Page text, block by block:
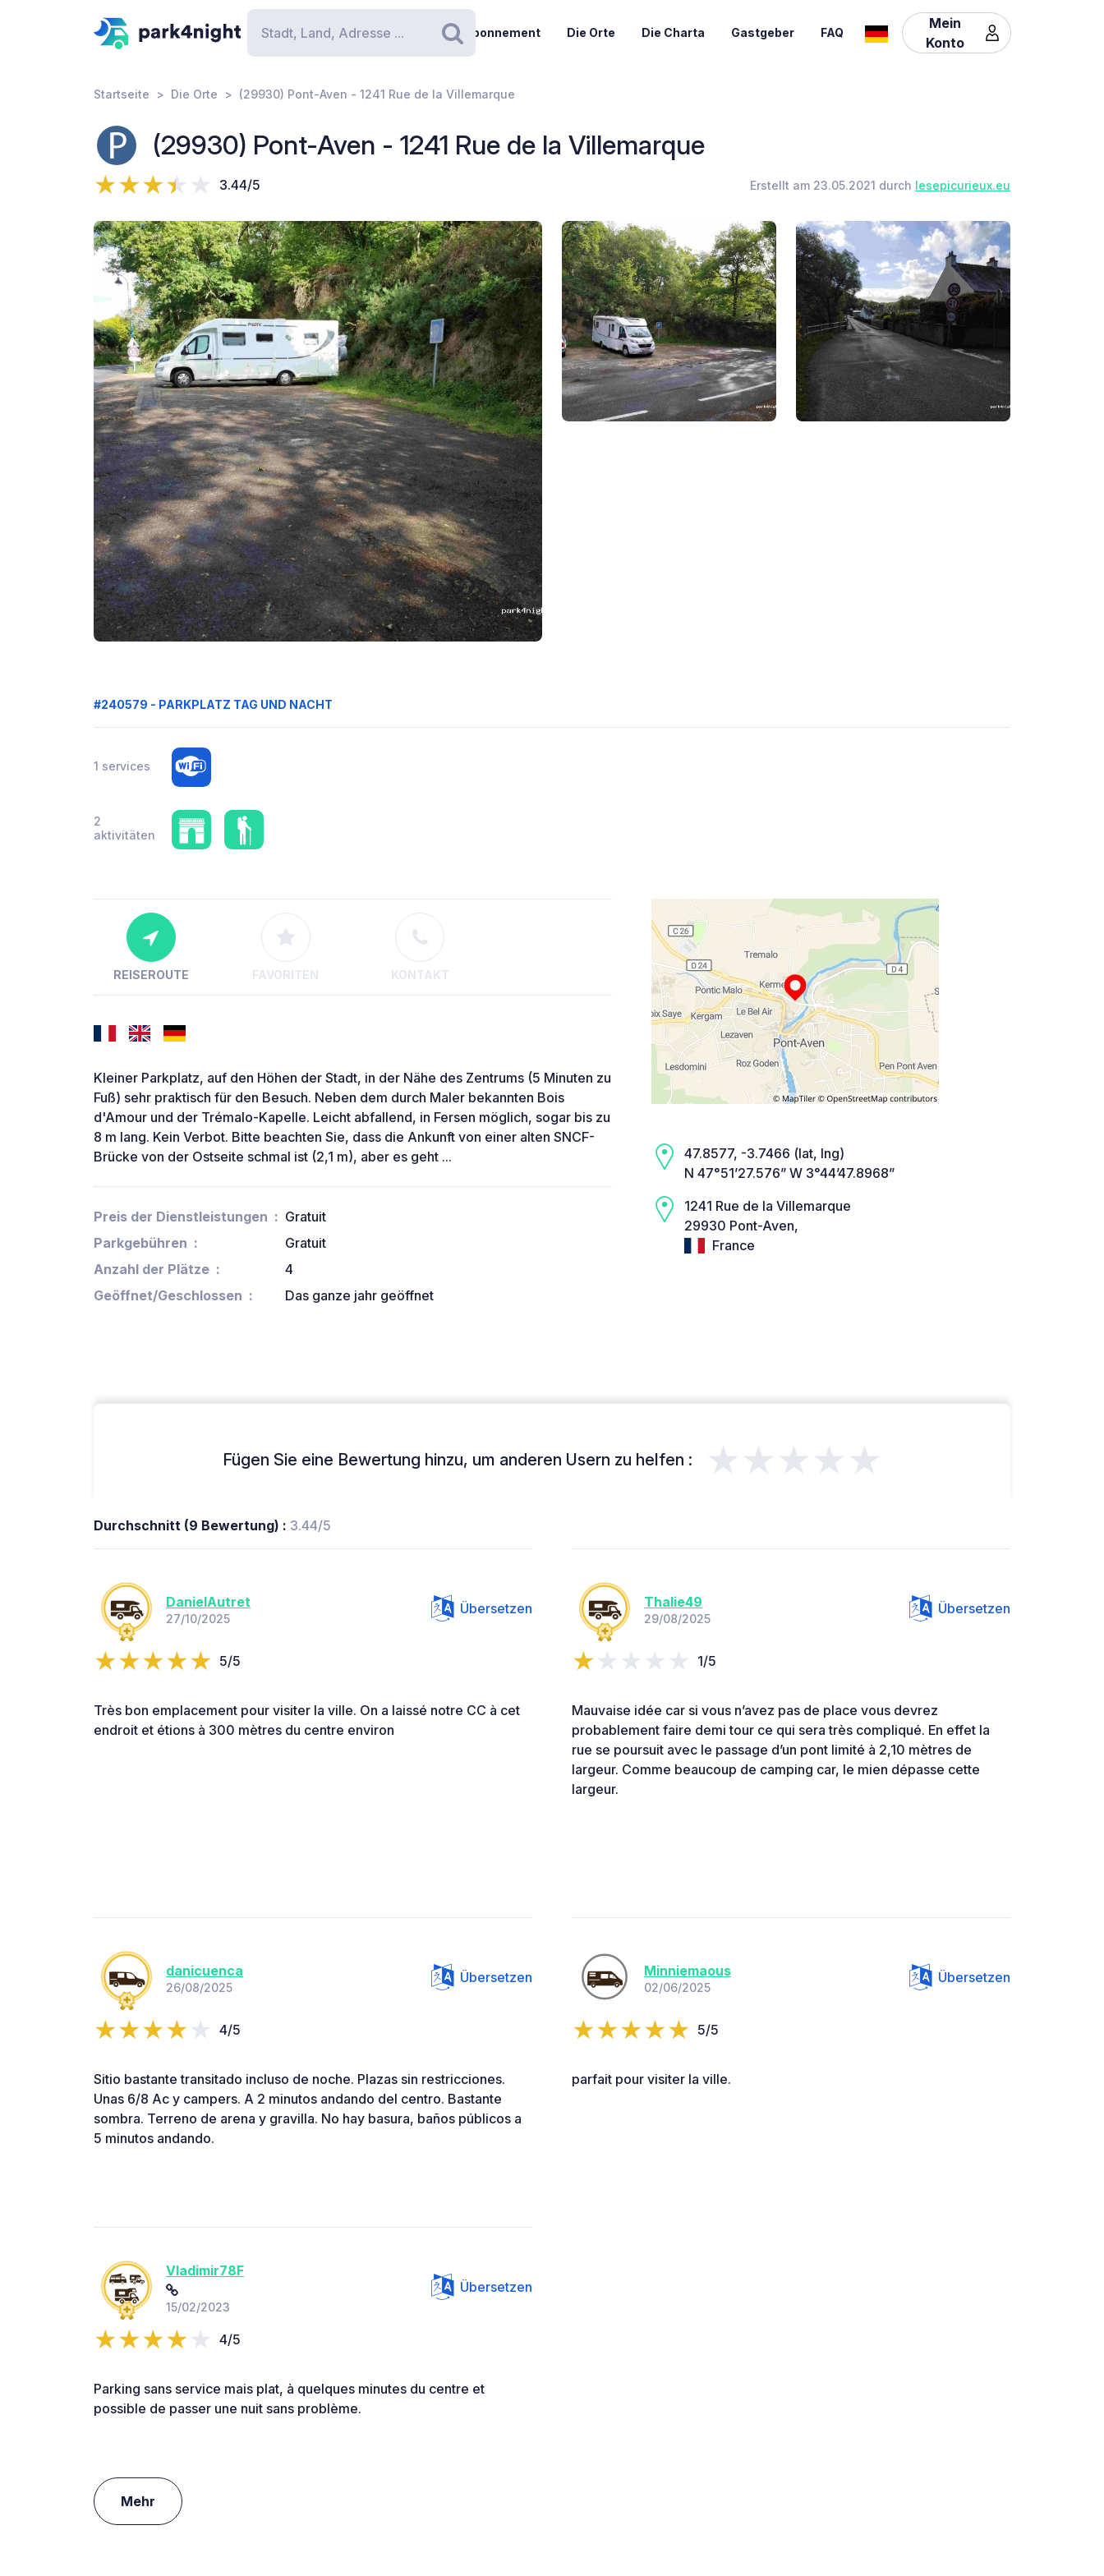
Suchen
Abonnement Die Orte Die Charta Gastgeber FAQ
Mein
Konto
Startseite Die Orte (29930) Pont-Aven - 1241 Rue de la Villemarque
(29930) Pont-Aven - 1241 Rue de la Villemarque
3.44/5 Erstellt am 23.05.2021 durch lesepicurieux.eu
#240579 - PARKPLATZ TAG UND NACHT
1 services
2
aktivitäten
REISEROUTE FAVORITEN KONTAKT
Kleiner Parkplatz, auf den Höhen der Stadt, in der Nähe des Zentrums (5 Minuten zu
Fuß) sehr praktisch für den Besuch. Neben dem durch Maler bekannten Bois
d'Amour und der Trémalo-Kapelle. Leicht abfallend, in Fersen möglich, sogar bis zu
8 m lang. Kein Verbot. Bitte beachten Sie, dass die Ankunft von einer alten SNCF-
Brücke von der Ostseite schmal ist (2,1 m), aber es geht ...
Preis der Dienstleistungen
Gratuit
Parkgebühren
Gratuit
Anzahl der Plätze
4
Geöffnet/Geschlossen
Das ganze jahr geöffnet
47.8577, -3.7466 (lat, lng)
N 47°51’27.576” W 3°44’47.8968”
1241 Rue de la Villemarque
29930 Pont-Aven,
France
Fügen Sie eine Bewertung hinzu, um anderen Usern zu helfen : ★★★★★
Durchschnitt (9 Bewertung) : 3.44/5
DanielAutret
27/10/2025
Übersetzen
5/5
Très bon emplacement pour visiter la ville. On a laissé notre CC à cet
endroit et étions à 300 mètres du centre environ
Thalie49
29/08/2025
Übersetzen
1/5
Mauvaise idée car si vous n’avez pas de place vous devrez
probablement faire demi tour ce qui sera très compliqué. En effet la
rue se poursuit avec le passage d’un pont limité à 2,10 mètres de
largeur. Comme beaucoup de camping car, le mien dépasse cette
largeur.
danicuenca
26/08/2025
Übersetzen
4/5
Sitio bastante transitado incluso de noche. Plazas sin restricciones.
Unas 6/8 Ac y campers. A 2 minutos andando del centro. Bastante
sombra. Terreno de arena y gravilla. No hay basura, baños públicos a
5 minutos andando.
Minniemaous
02/06/2025
Übersetzen
5/5
parfait pour visiter la ville.
Vladimir78F
15/02/2023
Übersetzen
4/5
Parking sans service mais plat, à quelques minutes du centre et
possible de passer une nuit sans problème.
Mehr